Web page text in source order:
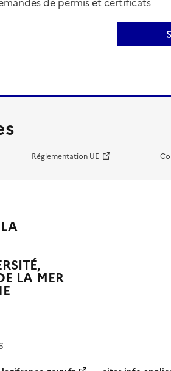
Réglementation UE
LA MER